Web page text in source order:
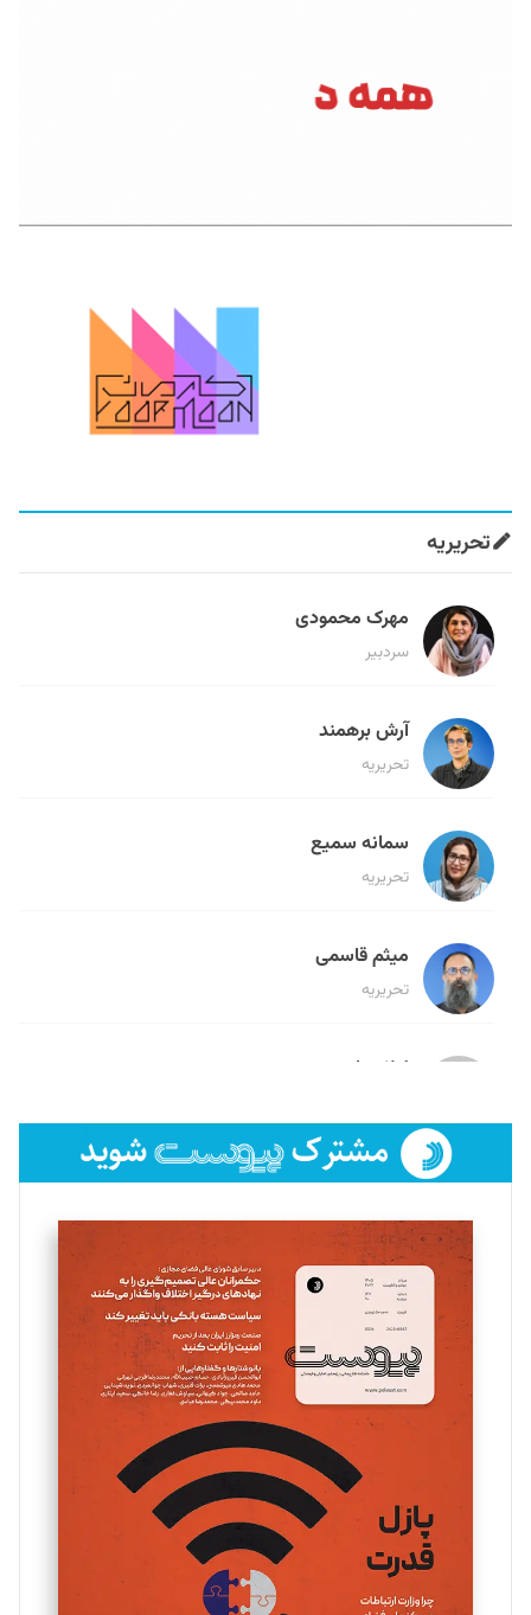
تحریریه
مهرک محمودی
سردبیر
آرش برهمند
تحریریه
سمانه سمیع
تحریریه
میثم قاسمی
تحریریه
لیلا حنارود
فائزه فتحی رستمی
تحریریه
سروش کرمیان
تحریریه
مینا پاکدل
یسنا امان‌پور
تحریریه